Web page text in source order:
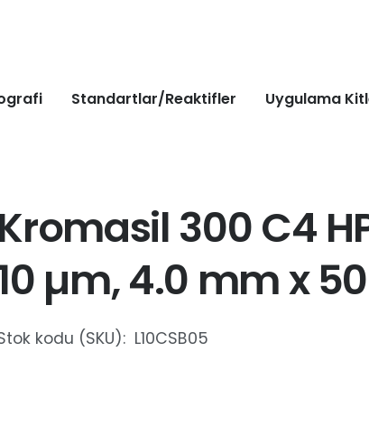
Standartlar/Reaktifler Uygulama
Kromasil 300 C4
µm, 4.0 mm x
kodu (SKU): L10CSB05